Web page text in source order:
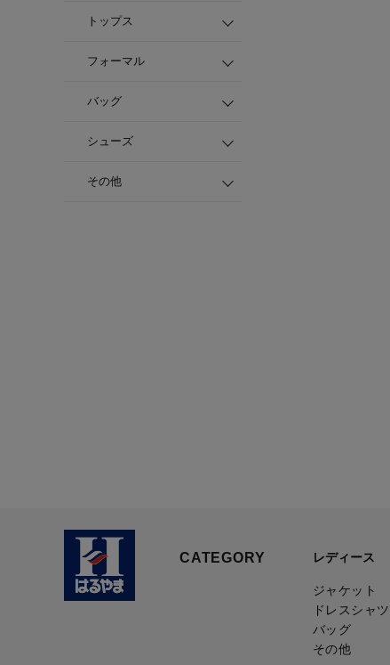
トップス
フォーマル
バッグ
シューズ
その他
CATEGORY レディース
ジャケット
ドレスシャツ
バッグ
その他